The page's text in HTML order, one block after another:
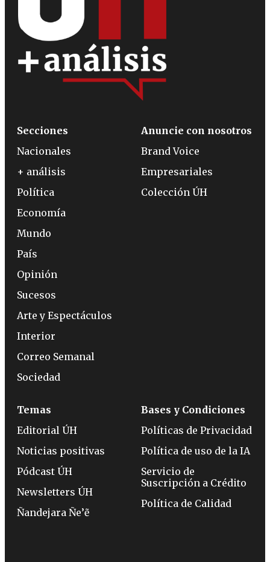
Secciones
Nacionales
+ análisis
Política
Economía
Mundo
País
Opinión
Sucesos
Arte y Espectáculos
Interior
Correo Semanal
Sociedad
Anuncie con nosotros
Brand Voice
Empresariales
Colección ÚH
Temas
Editorial ÚH
Noticias positivas
Pódcast ÚH
Newsletters ÚH
Ñandejara Ñe’ẽ
Bases y Condiciones
Políticas de Privacidad
Política de uso de la IA
Servicio de
Suscripción a Crédito
Política de Calidad